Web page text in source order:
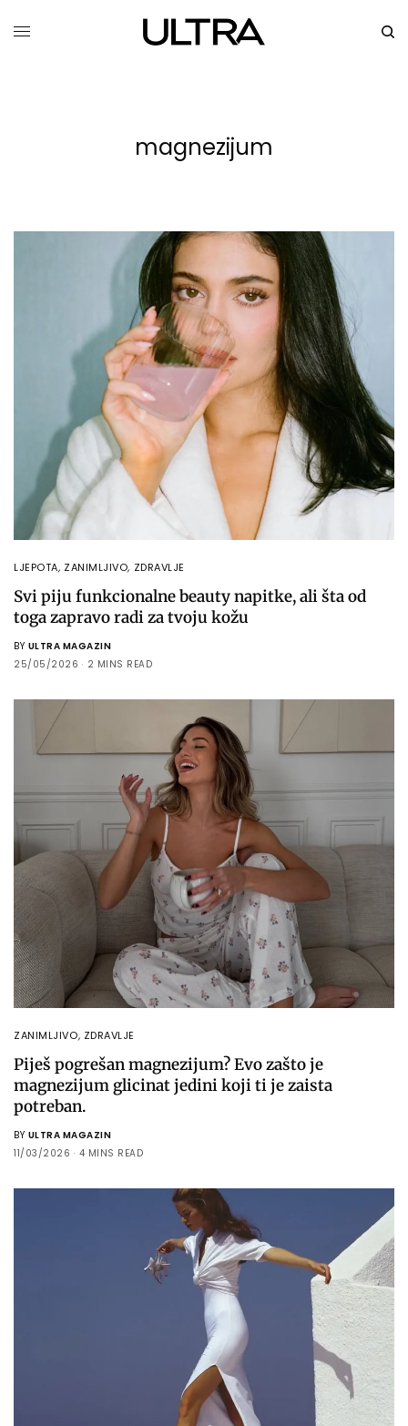
magnezijum
LJEPOTA, ZANIMLJIVO, ZDRAVLJE
Svi piju funkcionalne beauty napitke, ali šta od
toga zapravo radi za tvoju kožu
BY ULTRA MAGAZIN
25/05/2026
2 MINS READ
ZANIMLJIVO, ZDRAVLJE
Piješ pogrešan magnezijum? Evo zašto je
magnezijum glicinat jedini koji ti je zaista
potreban.
BY ULTRA MAGAZIN
11/03/2026
4 MINS READ